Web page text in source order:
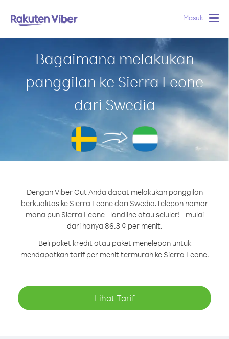
Masuk
Bagaimana melakukan
panggilan ke Sierra Leone
dari Swedia
Dengan Viber Out Anda dapat melakukan panggilan
berkualitas ke Sierra Leone dari Swedia.Telepon nomor
mana pun Sierra Leone - landline atau seluler! - mulai
dari hanya 86.3 ¢ per menit.
Beli paket kredit atau paket menelepon untuk
mendapatkan tarif per menit termurah ke Sierra Leone.
Lihat Tarif